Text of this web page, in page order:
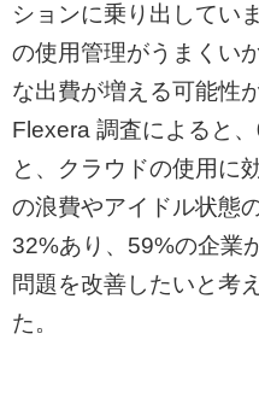
ションに乗り出してい
の使用管理がうまくい
な出費が増える可能性
Flexera 調査によると、
と、クラウドの使用に
の浪費やアイドル状態
32%あり、 59%の企業
問題を改善したいと考
た。